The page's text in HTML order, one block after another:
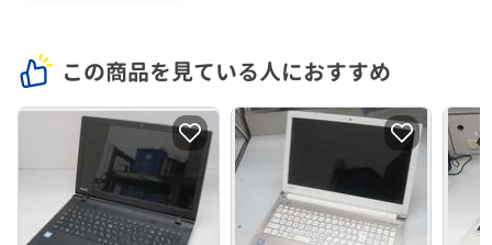
この商品を見ている人におすすめ